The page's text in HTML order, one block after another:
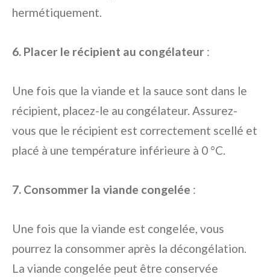
hermétiquement.
6. Placer le récipient au congélateur :
Une fois que la viande et la sauce sont dans le
récipient, placez-le au congélateur. Assurez-
vous que le récipient est correctement scellé et
placé à une température inférieure à 0 °C.
7. Consommer la viande congelée :
Une fois que la viande est congelée, vous
pourrez la consommer après la décongélation.
La viande congelée peut être conservée